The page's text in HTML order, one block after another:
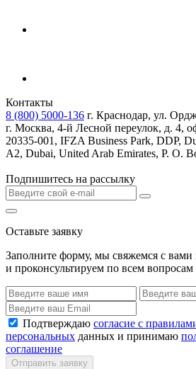
Контакты
8 (800) 5000-136 г. Краснодар, ул.
г. Москва, 4-й Лесной переулок, д. 4,
20335-001, IFZA Business Park, DDP,
A2, Dubai, United Arab Emirates, P. O.
Подпишитесь на рассылку
Оставьте заявку
Заполните форму, мы свяжемся с вами
и проконсультируем по всем вопросам
Подтверждаю согласие с
персональных данных и принимаю
соглашение
Отправить заявку